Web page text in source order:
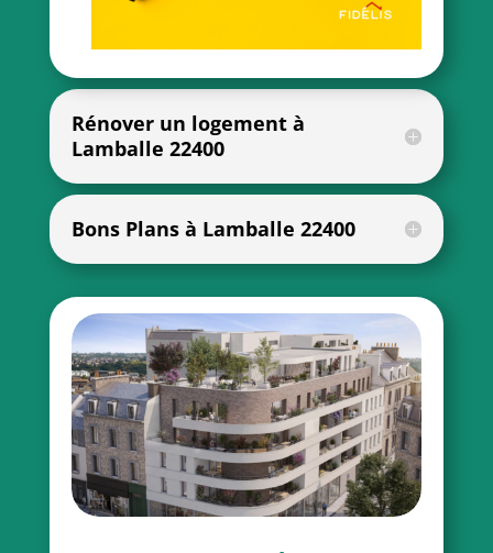
Rénover un logement à
Lamballe 22400
Bons Plans à Lamballe 22400